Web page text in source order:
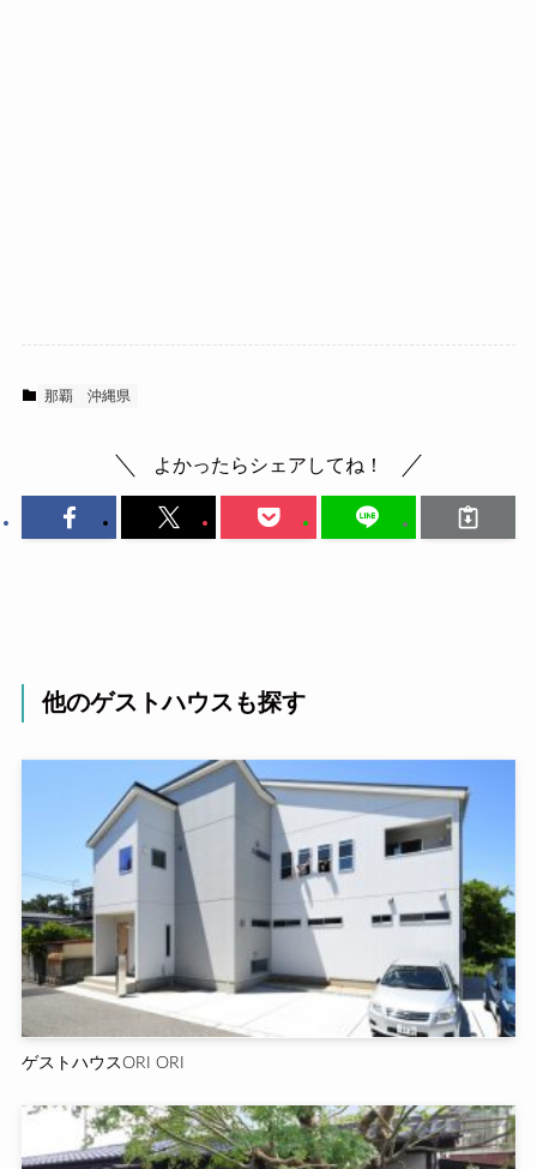
那覇 沖縄県
よかったらシェアしてね！
他のゲストハウスも探す
ゲストハウスORI ORI